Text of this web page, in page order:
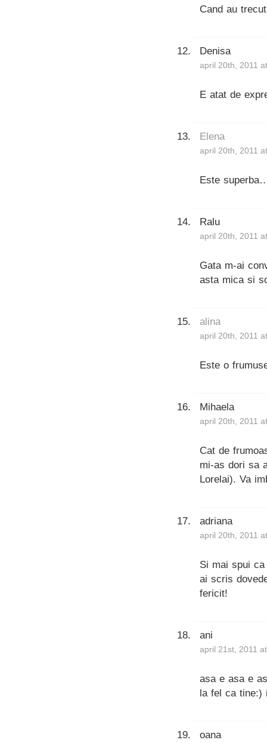
Cand au
Denisa
april 20th, 2011
E atat de
Elena
april 20th, 2011
Este
Ralu
april 20th, 2011
Gata m-ai
asta mica si
alina
april 20th, 2011
Este o
Mihaela
april 20th, 2011
Cat de
mi-as dori sa
Lorelai). Va
adriana
april 20th, 2011
Si mai spui
ai scris
fericit!
ani
april 21st, 2011
asa e asa e
la fel ca tine:)
oana